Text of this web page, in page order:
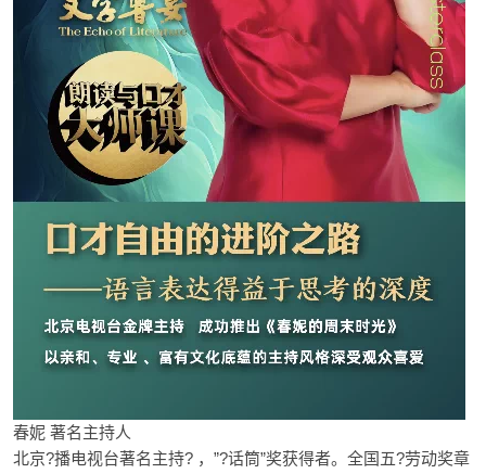
春妮 著名主持人
北京?播电视台著名主持? ，”?话筒”奖获得者。全国五?劳动奖章